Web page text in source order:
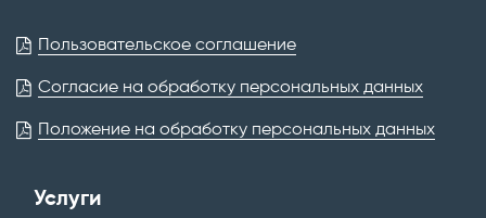
Пользовательское соглашение
Согласие на обработку персональных данных
Положение на обработку персональных данных
Услуги